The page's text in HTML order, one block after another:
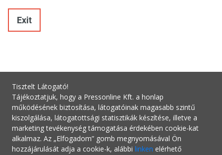
Exit
Tisztelt Látogató!
Tájékoztatjuk, hogy a Pressonline Kft. a honlap
működésének biztosítása, látogatóinak magasabb szintű
kiszolgálása, látogatottsági statisztikák készítése, illetve a
marketing tevékenység támogatása érdekében cookie-kat
alkalmaz. Az „Elfogadom” gomb megnyomásával Ön
hozzájárulását adja a cookie-k, alábbi linken elérhető